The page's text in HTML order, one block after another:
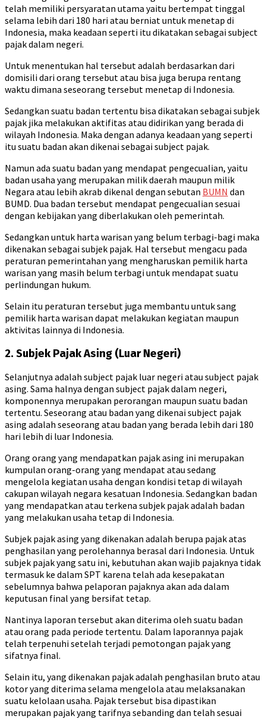
telah memiliki persyaratan utama yaitu bertempat tinggal
selama lebih dari 180 hari atau berniat untuk menetap di
Indonesia, maka keadaan seperti itu dikatakan sebagai subject
pajak dalam negeri.
Untuk menentukan hal tersebut adalah berdasarkan dari
domisili dari orang tersebut atau bisa juga berupa rentang
waktu dimana seseorang tersebut menetap di Indonesia.
Sedangkan suatu badan tertentu bisa dikatakan sebagai subjek
pajak jika melakukan aktifitas atau didirikan yang berada di
wilayah Indonesia. Maka dengan adanya keadaan yang seperti
itu suatu badan akan dikenai sebagai subject pajak.
Namun ada suatu badan yang mendapat pengecualian, yaitu
badan usaha yang merupakan milik daerah maupun milik
Negara atau lebih akrab dikenal dengan sebutan BUMN dan
BUMD. Dua badan tersebut mendapat pengecualian sesuai
dengan kebijakan yang diberlakukan oleh pemerintah.
Sedangkan untuk harta warisan yang belum terbagi-bagi maka
dikenakan sebagai subjek pajak. Hal tersebut mengacu pada
peraturan pemerintahan yang mengharuskan pemilik harta
warisan yang masih belum terbagi untuk mendapat suatu
perlindungan hukum.
Selain itu peraturan tersebut juga membantu untuk sang
pemilik harta warisan dapat melakukan kegiatan maupun
aktivitas lainnya di Indonesia.
2. Subjek Pajak Asing (Luar Negeri)
Selanjutnya adalah subject pajak luar negeri atau subject pajak
asing. Sama halnya dengan subject pajak dalam negeri,
komponennya merupakan perorangan maupun suatu badan
tertentu. Seseorang atau badan yang dikenai subject pajak
asing adalah seseorang atau badan yang berada lebih dari 180
hari lebih di luar Indonesia.
Orang orang yang mendapatkan pajak asing ini merupakan
kumpulan orang-orang yang mendapat atau sedang
mengelola kegiatan usaha dengan kondisi tetap di wilayah
cakupan wilayah negara kesatuan Indonesia. Sedangkan badan
yang mendapatkan atau terkena subjek pajak adalah badan
yang melakukan usaha tetap di Indonesia.
Subjek pajak asing yang dikenakan adalah berupa pajak atas
penghasilan yang perolehannya berasal dari Indonesia. Untuk
subjek pajak yang satu ini, kebutuhan akan wajib pajaknya tidak
termasuk ke dalam SPT karena telah ada kesepakatan
sebelumnya bahwa pelaporan pajaknya akan ada dalam
keputusan final yang bersifat tetap.
Nantinya laporan tersebut akan diterima oleh suatu badan
atau orang pada periode tertentu. Dalam laporannya pajak
telah terpenuhi setelah terjadi pemotongan pajak yang
sifatnya final.
Selain itu, yang dikenakan pajak adalah penghasilan bruto atau
kotor yang diterima selama mengelola atau melaksanakan
suatu kelolaan usaha. Pajak tersebut bisa dipastikan
merupakan pajak yang tarifnya sebanding dan telah sesuai